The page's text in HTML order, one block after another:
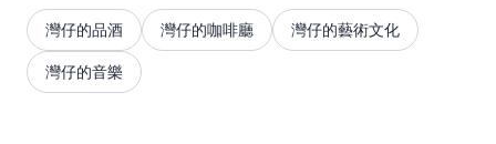
灣仔的品酒 灣仔的咖啡廳
灣仔的藝術文化
灣仔的音樂